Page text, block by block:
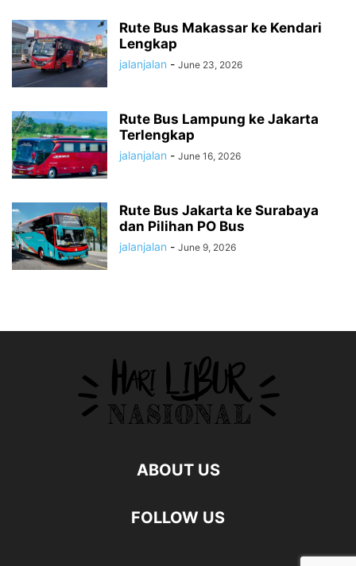
Rute Bus Makassar ke Kendari
Lengkap
jalanjalan - June 23, 2026
Rute Bus Lampung ke Jakarta
Terlengkap
jalanjalan - June 16, 2026
Rute Bus Jakarta ke Surabaya
dan Pilihan PO Bus
jalanjalan - June 9, 2026
ABOUT US
FOLLOW US